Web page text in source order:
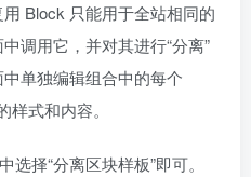
Block 只能用于全站相同的
调用它，并对其进行“分离”
单独编辑组合中的每个
式和内容。
选择“分离区块样板”即可。